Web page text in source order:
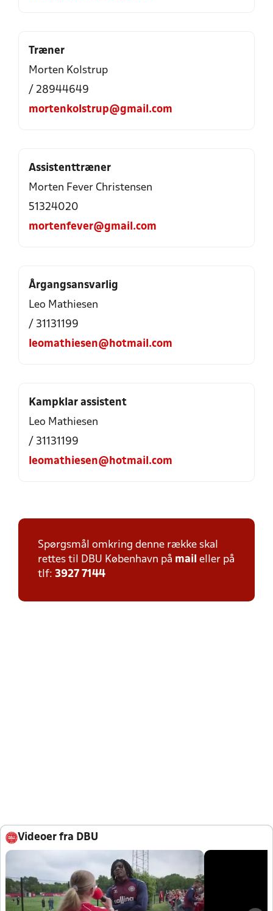
Træner
Morten Kolstrup
/ 28944649
mortenkolstrup@gmail.com
Assistenttræner
Morten Fever Christensen
51324020
mortenfever@gmail.com
Årgangsansvarlig
Leo Mathiesen
/ 31131199
leomathiesen@hotmail.com
Kampklar assistent
Leo Mathiesen
/ 31131199
leomathiesen@hotmail.com
Spørgsmål omkring denne række skal
rettes til DBU København på mail eller på
tlf: 3927 7144
Videoer fra DBU